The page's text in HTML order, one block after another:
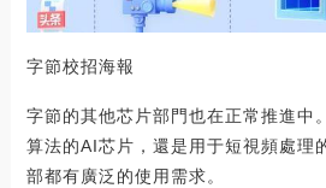
字節校招海報
字節的其他芯片部門也在正常推進中
算法的AI芯片，還是用于短視頻處理
部都有廣泛的使用需求。